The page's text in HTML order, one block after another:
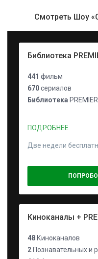
Смотреть Шоу
Библиотека
441 фильм
670сериалов
Библиотека PREMIER
ПОДРОБНЕЕ
Две недели
Киноканалы +
48 Киноканалов
2 Познавательных и